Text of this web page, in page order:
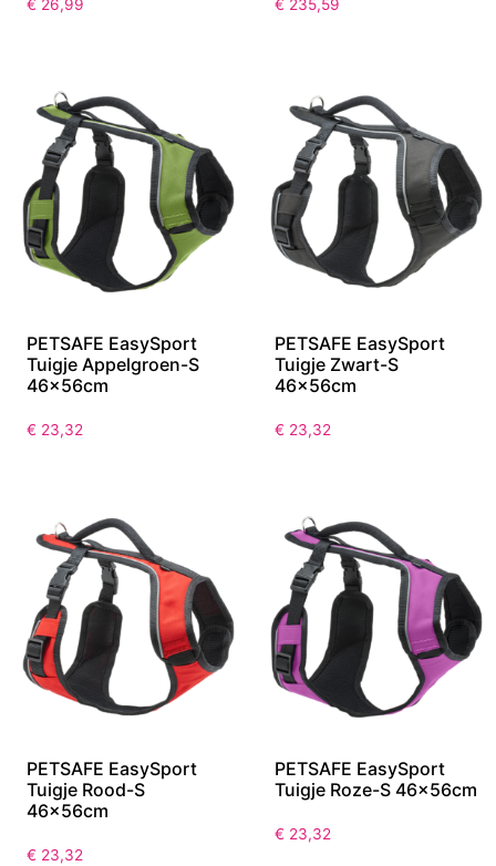
€ 26,99 € 235,59
PETSAFE EasySport
Tuigje Appelgroen-S
46x56cm
€ 23,32
PETSAFE EasySport
Tuigje Zwart-S
46x56cm
€ 23,32
PETSAFE EasySport
Tuigje Rood-S
46x56cm
€ 23,32
PETSAFE EasySport
Tuigje Roze-S 46x56cm
€ 23,32